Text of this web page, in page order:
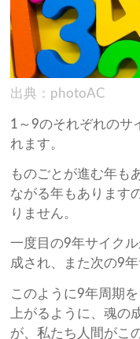
出典：photoAC
1～9のそれぞれのサ
れます。
ものごとが進む年も
ながる年もあります
りません。
一度目の9年サイク
成され、また次の9
このように9年周期
上がるように、魂の
が、私たち人間がこ